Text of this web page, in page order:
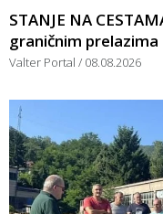
STANJE NA
graničnim
Valter Portal 08.08.2026